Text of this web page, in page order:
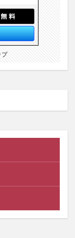
プ